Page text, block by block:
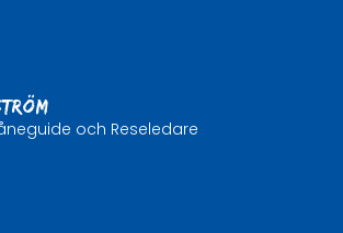
och Reseledare